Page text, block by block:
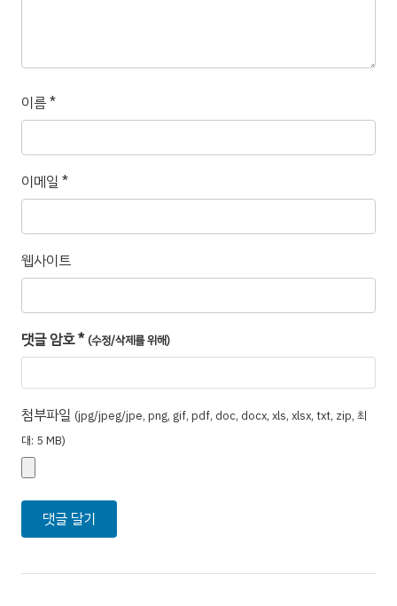
이름*
이메일 *
웹사이트
댓글 암호* (수정/삭제를 위해)
첨부파일 (jpg/jpeg/jpe, png, gif, pdf, doc, docx, xls, xlsx, txt, zip, 최
대: 5 MB)